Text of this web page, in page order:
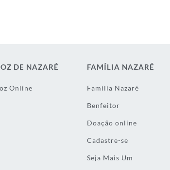
DE NAZARÉ
Online
FAMÍLIA NAZARÉ
Família Nazaré
Benfeitor
Doação online
Cadastre-se
Seja Mais Um